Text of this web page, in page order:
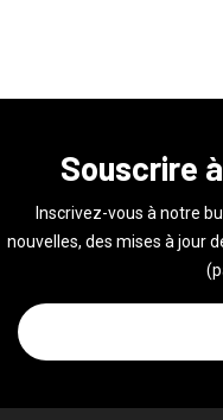
Souscrire
Inscrivez-vous à notre
nouvelles, des mises à jour